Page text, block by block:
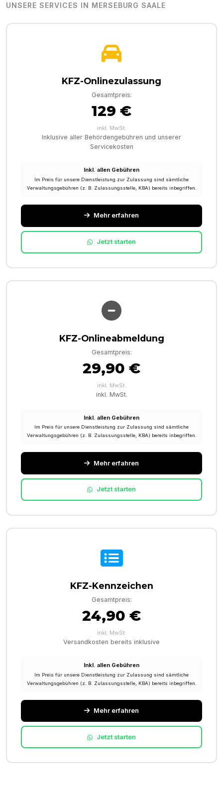
UNSERE SERVICES IN MERSEBURG SAALE
KFZ-Onlinezulassung
Gesamtpreis:
129 €
inkl. MwSt.
Inklusive aller Behördengebühren und unserer
Servicekosten
Inkl. allen Gebühren
Im Preis für unsere Dienstleistung zur Zulassung sind sämtliche
Verwaltungsgebühren (z. B. Zulassungsstelle, KBA) bereits inbegriffen.
Mehr erfahren
Jetzt starten
KFZ-Onlineabmeldung
Gesamtpreis:
29,90 €
inkl. MwSt.
inkl. MwSt.
Inkl. allen Gebühren
Im Preis für unsere Dienstleistung zur Zulassung sind sämtliche
Verwaltungsgebühren (z. B. Zulassungsstelle, KBA) bereits inbegriffen.
Mehr erfahren
Jetzt starten
KFZ-Kennzeichen
Gesamtpreis:
24,90 €
inkl. MwSt.
Versandkosten bereits inklusive
Inkl. allen Gebühren
Im Preis für unsere Dienstleistung zur Zulassung sind sämtliche
Verwaltungsgebühren (z. B. Zulassungsstelle, KBA) bereits inbegriffen.
Mehr erfahren
Jetzt starten